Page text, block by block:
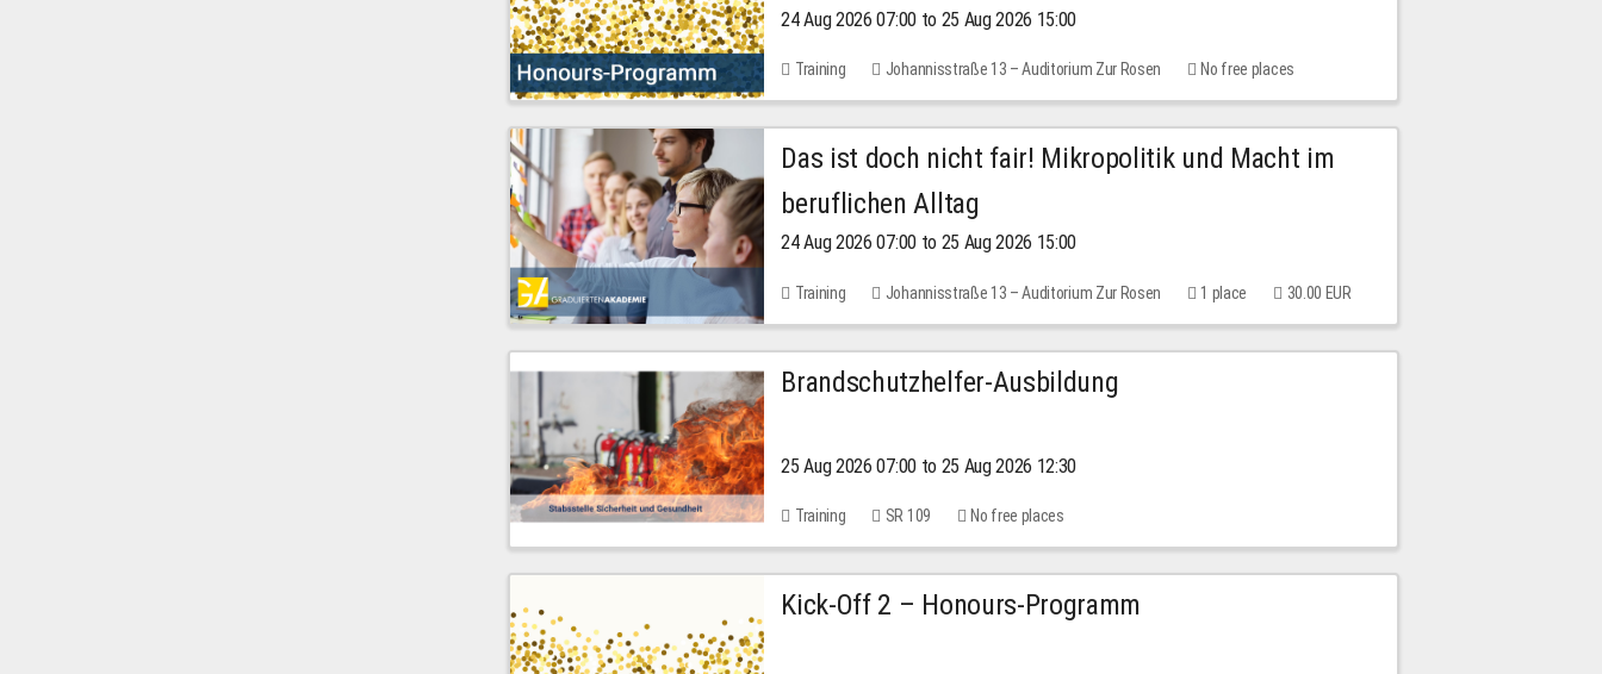
24 Aug 2026 07:00 to 25 Aug 2026 15:00
Training Johannisstraße 13 – Auditorium Zur Rosen No free places
Das ist doch nicht fair! Mikropolitik und Macht im
beruflichen Alltag
24 Aug 2026 07:00 to 25 Aug 2026 15:00
Training Johannisstraße 13 – Auditorium Zur Rosen 1 place 30.00 EUR
Brandschutzhelfer-Ausbildung
25 Aug 2026 07:00 to 25 Aug 2026 12:30
Training SR 109 No free places
Kick-Off 2 – Honours-Programm